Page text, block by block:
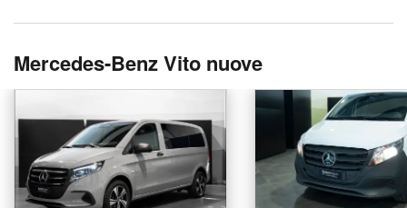
Mercedes-Benz Vito nuove